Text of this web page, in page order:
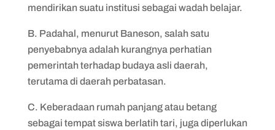
mendirikan suatu institusi sebagai wadah belajar.
B. Padahal, menurut Baneson, salah satu
penyebabnya adalah kurangnya perhatian
pemerintah terhadap budaya asli daerah,
terutama di daerah perbatasan.
C. Keberadaan rumah panjang atau betang
sebagai tempat siswa berlatih tari, juga diperlukan